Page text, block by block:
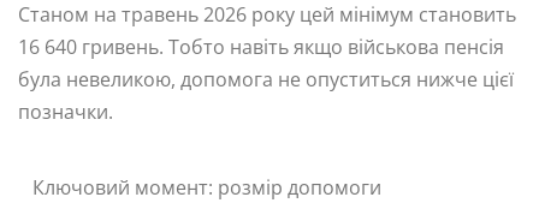
Станом на травень 2026 року цей мінімум становить
16 640 гривень. Тобто навіть якщо військова пенсія
була невеликою, допомога не опуститься нижче цієї
позначки.
Ключовий момент: розмір допомоги